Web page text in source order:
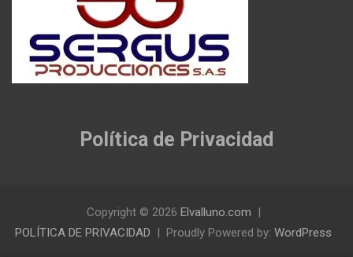
Política de Privacidad
Copyright © 2026 Elvalluno.com
POLÍTICA DE PRIVACIDAD
Proudly Powered by: WordPress